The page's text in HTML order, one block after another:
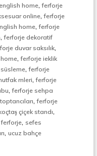
home,ferforje
online,ferforje
home,ferforje
,ferforje dekoratif
duvar saksılık,
,ferforje ieklik
,ferforje
rnleri,ferforje
,ferforje sehpa
,ferforje
çiçek standı,
, sefes
, ucuz bahçe